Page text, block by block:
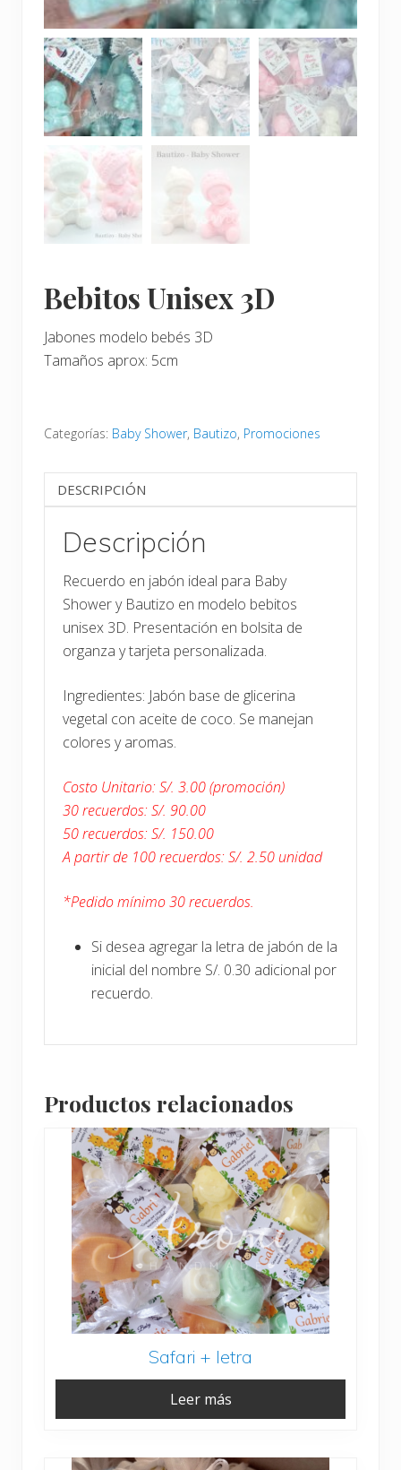
Bebitos Unisex 3D
Jabones modelo bebés 3D
Tamaños aprox: 5cm
Categorías: Baby Shower, Bautizo, Promociones
DESCRIPCIÓN
Descripción
Recuerdo en jabón ideal para Baby
Shower y Bautizo en modelo bebitos
unisex 3D. Presentación en bolsita de
organza y tarjeta personalizada.
Ingredientes: Jabón base de glicerina
vegetal con aceite de coco. Se manejan
colores y aromas.
Costo Unitario: S/. 3.00 (promoción)
30 recuerdos: S/. 90.00
50 recuerdos: S/. 150.00
A partir de 100 recuerdos: S/. 2.50 unidad
*Pedido mínimo 30 recuerdos.
Si desea agregar la letra de jabón de la
inicial del nombre S/. 0.30 adicional por
recuerdo.
Productos relacionados
Safari + letra
Leer más